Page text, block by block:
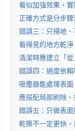
看似加強效果，
正確方式是分步
錯誤三：只掃地
看得見的地方乾
清潔時應建立「
錯誤四：過度依
吸塵器能處理表
應搭配局部刷除
錯誤五：只做表
乾擦不一定更快